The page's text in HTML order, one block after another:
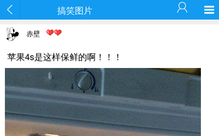
搞笑图片
赤壁
苹果4s是这样保鲜的啊！！！